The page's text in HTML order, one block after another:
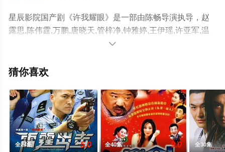
星辰影院国产剧《许我耀眼》是一部由陈畅导演执导，赵
露思,陈伟霆,万鹏,唐晓天,管梓净,钟雅婷,王伊瑶,许亚军,温
峥嵘,范世錡,冯晖,刘敏等演员精彩演绎的大陆电视剧，大结
版电视剧全集就上星辰影视，更多相关信息可移步至豆瓣

猜你喜欢
全24集 5.0 全40集 9.0 全30集